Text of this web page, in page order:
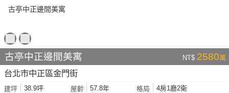
古亭中正邊間美寓 NT$ 2580萬
台北市中正區金門街
建坪 38.9坪 屋齡 57.8年 格局 4房1廳2衛